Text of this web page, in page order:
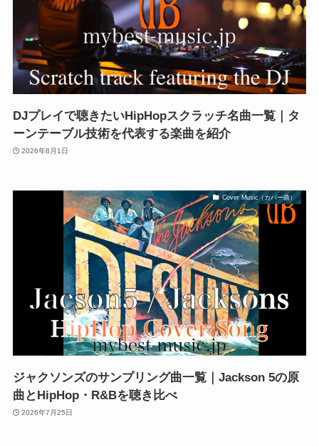
DJプレイで聴きたいHipHopスクラッチ名曲一覧｜タ
ーンテーブル技術を代表する楽曲を紹介
2026年8月1日
Cover Music（カバー曲）
ジャクソンズのサンプリング曲一覧｜Jackson 5の原
曲とHipHop・R&Bを聴き比べ
2026年7月25日